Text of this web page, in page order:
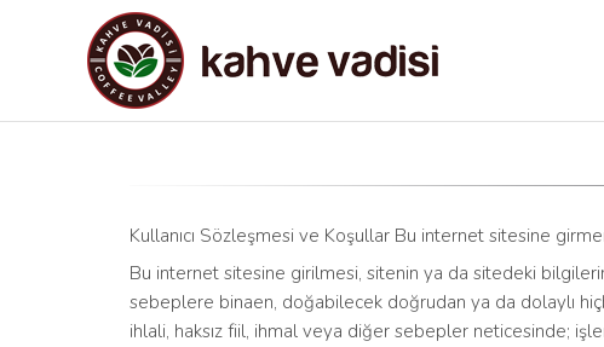
Kullanıcı Sözleşmesi ve Koşullar Bu internet sitesine
Bu internet sitesine girilmesi, sitenin ya da sitedeki
sebeplere binaen, doğabilecek doğrudan ya da dolaylı
ihlali, haksız fiil, ihmal veya diğer sebepler neticesinde;